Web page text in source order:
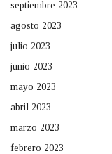
septiembre 2023
agosto 2023
julio 2023
junio 2023
mayo 2023
abril 2023
marzo 2023
febrero 2023